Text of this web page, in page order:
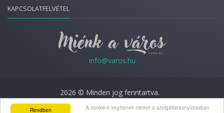
Rendben
A cookie-k segítenek minket a szolgáltatásnyújtásban.
KAPCSOLATFELVÉTEL
info@varos.hu
2026 © Minden jog fenntartva.
Adatkezelési nyilatkozat